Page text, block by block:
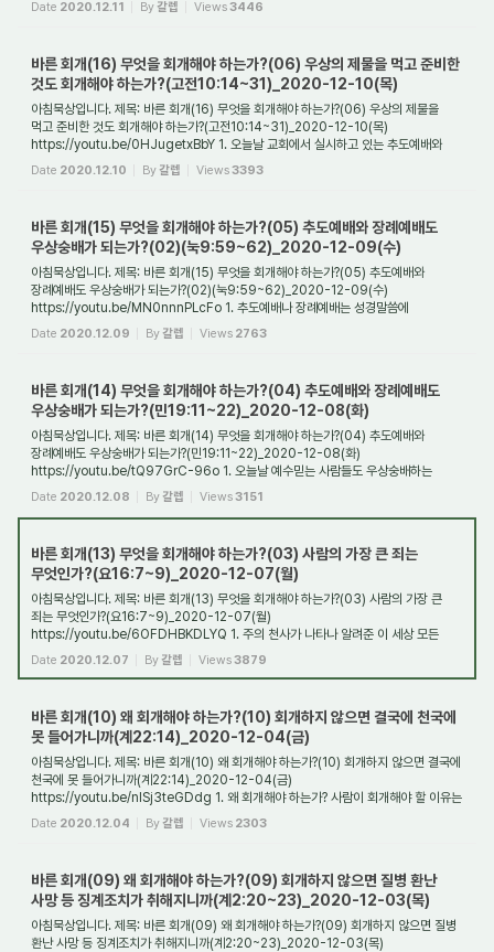
Date 2020.12.11 By갈렙 Views3446
바른 회개(16) 무엇을 회개해야 하는가?(06) 우상의 제물을 먹고 준비한
것도 회개해야 하는가?(고전10:14~31)_2020-12-10(목)
아침묵상입니다. 제목: 바른 회개(16) 무엇을 회개해야 하는가?(06) 우상의 제물을
먹고 준비한 것도 회개해야 하는가?(고전10:14~31)_2020-12-10(목)
https://youtu.be/0HJugetxBbY 1. 오늘날 교회에서 실시하고 있는 추도예배와
장례예배는 과연 우상숭배행...
Date 2020.12.10 By갈렙 Views3393
바른 회개(15) 무엇을 회개해야 하는가?(05) 추도예배와 장례예배도
우상숭배가 되는가?(02)(눅9:59~62)_2020-12-09(수)
아침묵상입니다. 제목: 바른 회개(15) 무엇을 회개해야 하는가?(05) 추도예배와
장례예배도 우상숭배가 되는가?(02)(눅9:59~62)_2020-12-09(수)
https://youtu.be/MN0nnnPLcFo 1. 추도예배나 장례예배는 성경말씀에
해당할까요? 추도예배는 장례예배는 성경에 ...
Date 2020.12.09 By갈렙 Views 2763
바른 회개(14) 무엇을 회개해야 하는가?(04) 추도예배와 장례예배도
우상숭배가 되는가?(민19:11~22)_2020-12-08(화)
아침묵상입니다. 제목: 바른 회개(14) 무엇을 회개해야 하는가?(04) 추도예배와
장례예배도 우상숭배가 되는가?(민19:11~22)_2020-12-08(화)
https://youtu.be/tQ97GrC-96o 1. 오늘날 예수믿는 사람들도 우상숭배하는
경우가 있는가? 오늘날 들어와서도 예수믿...
Date 2020.12.08 By갈렙 Views3151
바른 회개(13) 무엇을 회개해야 하는가?(03) 사람의 가장 큰 죄는
무엇인가?(요16:7~9)_2020-12-07(월)
아침묵상입니다. 제목: 바른 회개(13) 무엇을 회개해야 하는가?(03) 사람의 가장 큰
죄는 무엇인가?(요16:7~9)_2020-12-07(월)
https://youtu.be/6OFDHBKDLYQ 1. 주의 천사가 나타나 알려준 이 세상 모든
사람들에게 미칠 가장 큰 기쁜 소식은?(눅2:10~11) 그...
Date 2020.12.07 By갈렙 Views3879
바른 회개(10) 왜 회개해야 하는가?(10) 회개하지 않으면 결국에 천국에
못 들어가니까(계22:14)_2020-12-04(금)
아침묵상입니다. 제목: 바른 회개(10) 왜 회개해야 하는가?(10) 회개하지 않으면 결국에
천국에 못 들어가니까(계22:14)_2020-12-04(금)
https://youtu.be/nISj3teGDdg 1. 왜 회개해야 하는가? 사람이 회개해야 할 이유는
2가지입니다. 하나는 이 땅에서의 평...
Date 2020.12.04 By갈렙 Views 2303
바른 회개(09) 왜 회개해야 하는가?(09) 회개하지 않으면 질병 환난
사망 등 징계조치가 취해지니까(계2:20~23)_2020-12-03(목)
아침묵상입니다. 제목: 바른 회개(09) 왜 회개해야 하는가?(09) 회개하지 않으면 질병
환난 사망 등 징계조치가 취해지니까(계2:20~23)_2020-12-03(목)